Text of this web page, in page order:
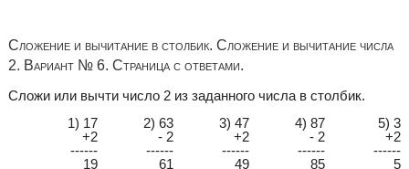
Сложение и вычитание в столбик. Сложение и вычитание числа
2. Вариант № 6. Страница с ответами.
Сложи или вычти число 2 из заданного числа в столбик.
1) 17
2) 63 3) 47 4) 87
5) 3
+2
- 2 +2 - 2
+2
------
------ ------ ------
------
19
61 49 85 5